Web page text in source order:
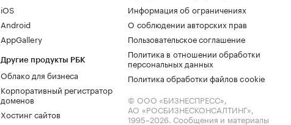
iOS
Android
AppGallery
Другие продукты РБК
Облако для бизнеса
Корпоративный регистратор
доменов
Хостинг сайтов
Информация об ограничениях
О соблюдении авторских прав
Пользовательское соглашение
Политика в отношении обработки
персональных данных
Политика обработки файлов cookie
© ООО «БИЗНЕСПРЕСС»,
АО «РОСБИЗНЕСКОНСАЛТИНГ»,
1995–2026. Сообщения и материалы